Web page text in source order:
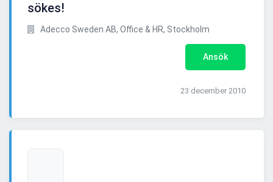
sökes!
Adecco Sweden AB, Office & HR, Stockholm
Ansök
23 december 2010